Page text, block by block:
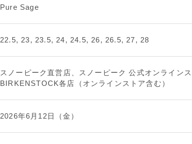
Pure Sage
22.5, 23, 23.5, 24, 24.5, 26, 26.5, 27, 28
スノーピーク直営店、スノーピーク 公式オンライン
BIRKENSTOCK各店（オンラインストア含む）
2026年6月12日（金）